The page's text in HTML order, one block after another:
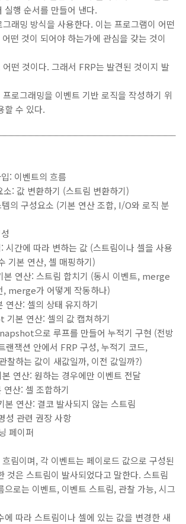
실행 순서를 만들어 낸다.
래밍 방식을 사용한다. 이는 프로그램이 어떤
떤 것이 되어야 하는가에 관심을 갖는 것이
떤 것이다. 그래서 FRP는 발견된 것이지 발
로그래밍을 이벤트 기반 로직을 작성하기 위
할 수 있다.
: 이벤트의 흐름
소: 값 변환하기 (스트림 변환하기)
의 구성요소 (기본 연산 조합, I/O와 로직 분
시간에 따라 변하는 값 (스트림이나 셀을 사용
기본 연산, 셀 매핑하기)
연산: 스트림 합치기 (동시 이벤트, merge
, merge가 어떻게 작동하나)
연산: 셀의 상태 유지하기
기본 연산: 셀의 값 캡쳐하기
으로 루프를 만들어 누적기 구현 (전방
랜잭션 안에서 FRP 구성, 누적기 코드,
하는 값이 새값일까, 이전 값일까?)
연산: 원하는 경우에만 이벤트 전달
산: 셀 조합하기
연산: 결코 발사되지 않는 스트림
성 관련 권장 사항
페이퍼
림이며, 각 이벤트는 페이로드 값으로 구성된
것은 스트림이 발사되었다고 말한다. 스트림
으로는 이벤트, 이벤트 스트림, 관찰 가능, 시그
따라 스트림이나 셀에 있는 값을 변경한 새